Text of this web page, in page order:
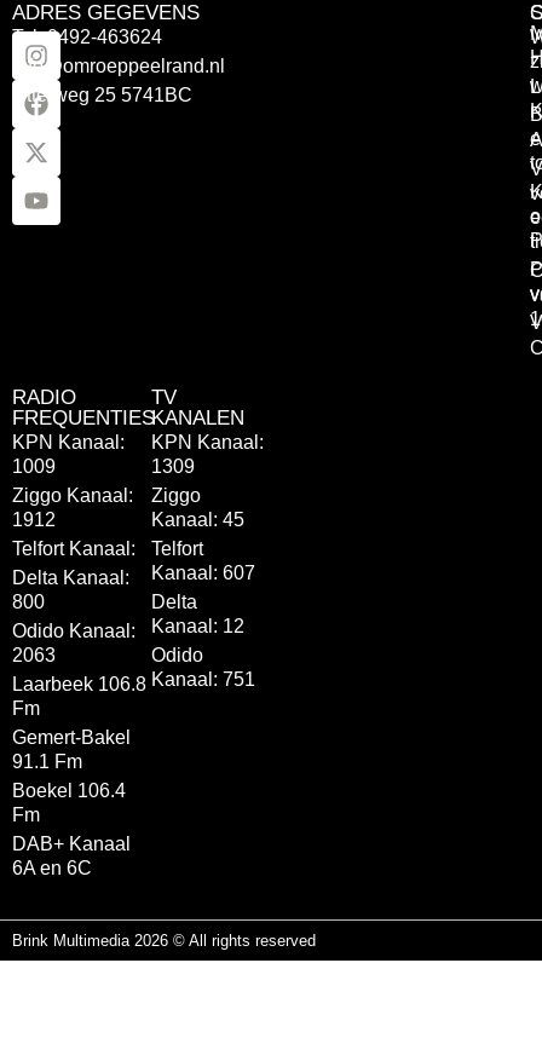
ADRES GEGEVENS
Tel: 0492-463624
info@omroeppeelrand.nl
Otterweg 25 5741BC
RADIO
FREQUENTIES
KPN Kanaal:
1009
Ziggo Kanaal:
1912
Telfort Kanaal:
Delta Kanaal:
800
Odido Kanaal:
2063
Laarbeek 106.8
Fm
Gemert-Bakel
91.1 Fm
Boekel 106.4
Fm
DAB+ Kanaal
6A en 6C
TV
KANALEN
KPN Kanaal:
1309
Ziggo
Kanaal: 45
Telfort
Kanaal: 607
Delta
Kanaal: 12
Odido
Kanaal: 751
Brink Multimedia 2026 © All rights reserved